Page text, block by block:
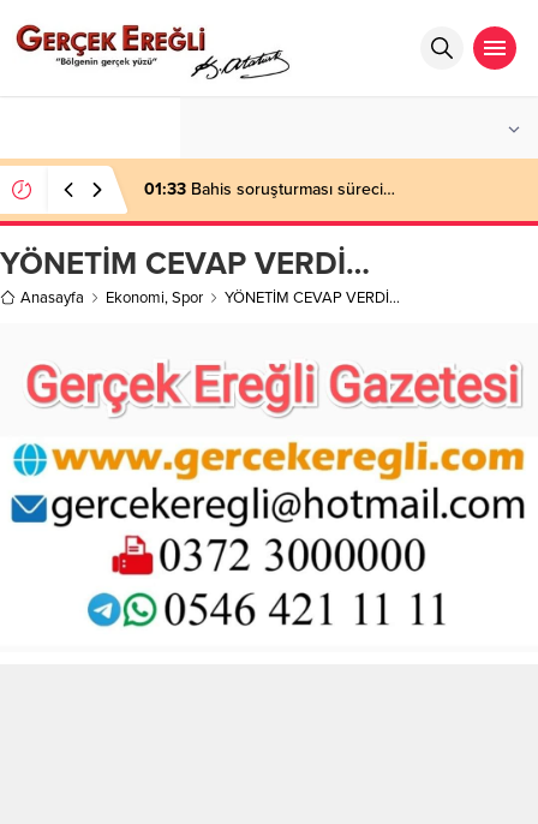
01:33 Bahis soruşturması süreci…
YÖNETİM CEVAP VERDİ…
Anasayfa Ekonomi,Spor YÖNETİM CEVAP VERDİ…